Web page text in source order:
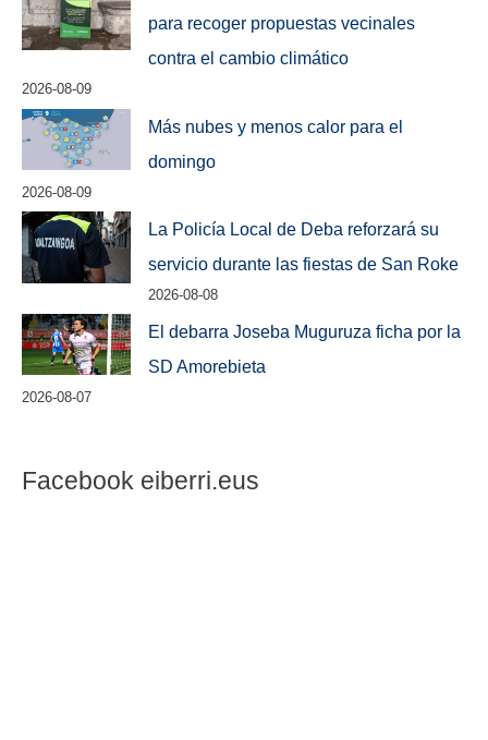
para recoger propuestas vecinales
contra el cambio climático
2026-08-09
Más nubes y menos calor para el
domingo
2026-08-09
La Policía Local de Deba reforzará su
servicio durante las fiestas de San Roke
2026-08-08
El debarra Joseba Muguruza ficha por la
SD Amorebieta
2026-08-07
Facebook eiberri.eus